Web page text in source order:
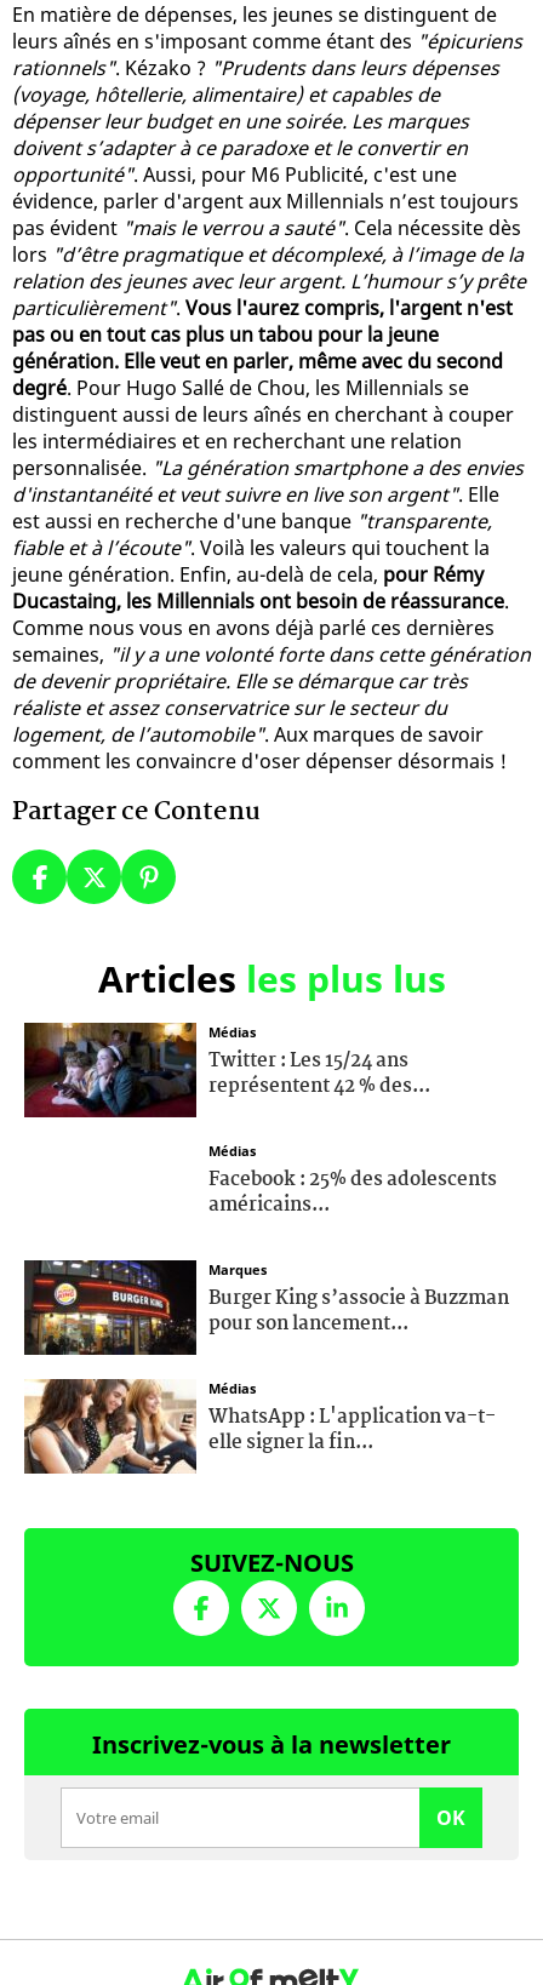
En matière de dépenses, les jeunes se distinguent de
leurs aînés en s'imposant comme étant des "épicuriens
rationnels". Kézako ? "Prudents dans leurs dépenses
(voyage, hôtellerie, alimentaire) et capables de
dépenser leur budget en une soirée. Les marques
doivent s’adapter à ce paradoxe et le convertir en
opportunité". Aussi, pour M6 Publicité, c'est une
évidence, parler d'argent aux Millennials n’est toujours
pas évident "mais le verrou a sauté". Cela nécessite dès
lors "d’être pragmatique et décomplexé, à l’image de la
relation des jeunes avec leur argent. L’humour s’y prête
particulièrement". Vous l'aurez compris, l'argent n'est
pas ou en tout cas plus un tabou pour la jeune
génération. Elle veut en parler, même avec du second
degré. Pour Hugo Sallé de Chou, les Millennials se
distinguent aussi de leurs aînés en cherchant à couper
les intermédiaires et en recherchant une relation
personnalisée. "La génération smartphone a des envies
d'instantanéité et veut suivre en live son argent". Elle
est aussi en recherche d'une banque "transparente,
fiable et à l’écoute". Voilà les valeurs qui touchent la
jeune génération. Enfin, au-delà de cela, pour Rémy
Ducastaing, les Millennials ont besoin de réassurance.
Comme nous vous en avons déjà parlé ces dernières
semaines, "il y a une volonté forte dans cette génération
de devenir propriétaire. Elle se démarque car très
réaliste et assez conservatrice sur le secteur du
logement, de l’automobile". Aux marques de savoir
comment les convaincre d'oser dépenser désormais !
Partager ce Contenu
Articles les plus lus
Médias
Twitter : Les 15/24 ans
représentent 42 % des...
Médias
Facebook : 25% des adolescents
américains...
Marques
Burger King s’associe à Buzzman
pour son lancement...
Médias
WhatsApp : L'application va-t-
elle signer la fin...
SUIVEZ-NOUS
Inscrivez-vous à la newsletter
OK